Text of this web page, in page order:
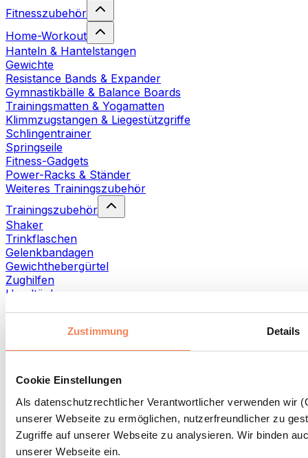
Zustimmung Details
Cookie Einstellungen
Als datenschutzrechtlicher Verantwortlicher verwenden wir
unserer Webseite zu ermöglichen, nutzerfreundlicher zu
Zugriffe auf unserer Webseite zu analysieren. Wir binden
unserer Webseite ein.
Fitnesszubehör
Home-Workout
Hanteln & Hantelstangen
Gewichte
Resistance Bands & Expander
Gymnastikbälle & Balance Boards
Trainingsmatten & Yogamatten
Klimmzugstangen & Liegestützgriffe
Schlingentrainer
Springseile
Fitness-Gadgets
Power-Racks & Ständer
Weiteres Trainingszubehör
Trainingszubehör
Shaker
Trinkflaschen
Gelenkbandagen
Gewichthebergürtel
Zughilfen
Handtücher
Faszien- und Massagerollen
Weitere Rehabilitationshilfen
Taschen & Rucksäcke
Essenstaschen und Meal-Prep-Zubehör
Sporttaschen